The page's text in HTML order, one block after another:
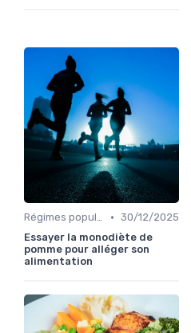
Régimes populaires • 30/12/2025
Essayer la monodiète de
pomme pour alléger son
alimentation